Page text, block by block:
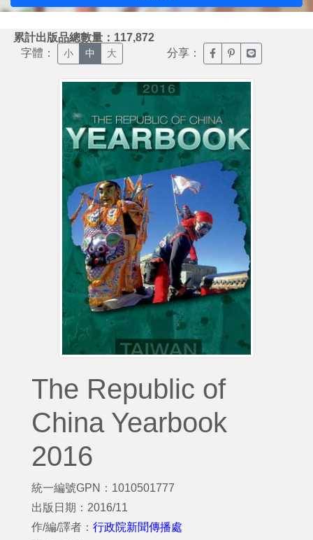
累計出版品總數量：117,872
字體： 小 中 大 分享： 臉書分享(另開新視窗)
噗浪分享(另開新
Line分享(另
The Republic of
China Yearbook
2016
統一編號GPN：1010501777
出版日期：2016/11
作/編/譯者： 行政院新聞傳播處